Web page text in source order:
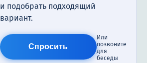
и подобрать подходящий
вариант.
Спросить
Или
позвоните
для
беседы